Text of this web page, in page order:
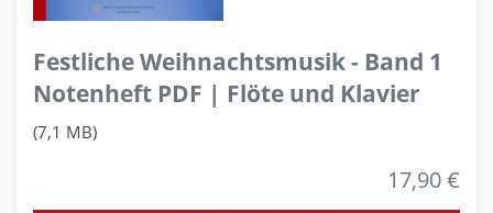
Festliche Weihnachtsmusik - Band 1
Notenheft PDF | Flöte und Klavier
(7,1 MB)
17,90 €